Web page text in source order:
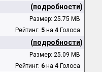
(подробности)
Размер: 25.75 MB
Рейтинг: 5 на 4 Голоса
(подробности)
Размер: 25.09 MB
Рейтинг: 6 на 4 Голоса